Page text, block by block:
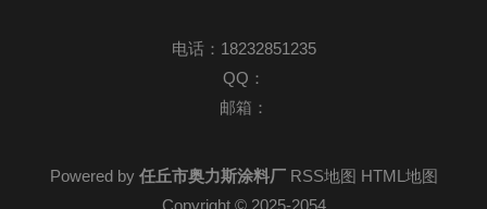
电话：18232851235
QQ：
邮箱：
Powered by 任丘市奥力斯涂料厂 RSS地图 HTML地图